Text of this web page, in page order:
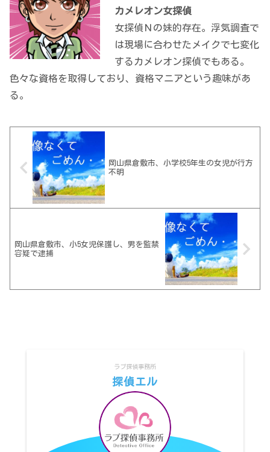
カメレオン女探偵
女探偵Ｎの妹的存在。浮気調査で
は現場に合わせたメイクで七変化
するカメレオン探偵でもある。
色々な資格を取得しており、資格マニアという趣味があ
る。
岡山県倉敷市、小学校5年生の女児が行方
不明
岡山県倉敷市、小5女児保護し、男を監禁
容疑で逮捕
ラブ探偵事務所
探偵エル